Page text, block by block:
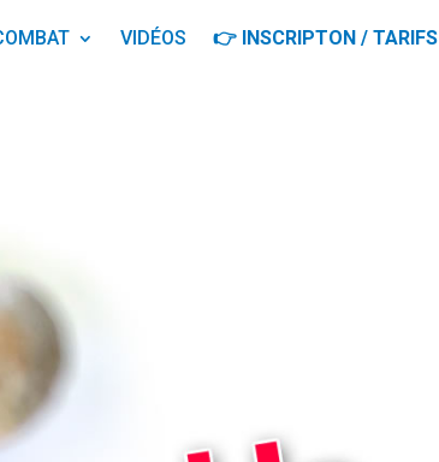
VIDÉOS 👉 INSCRIPTON / TARIFS